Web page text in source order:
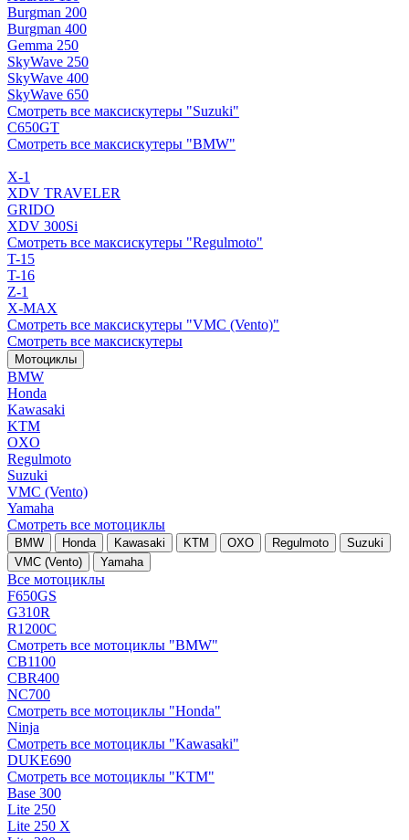
Burgman 200
Burgman 400
Gemma 250
SkyWave 250
SkyWave 400
SkyWave 650
Смотреть все максискутеры "Suzuki"
C650GT
Смотреть все максискутеры "BMW"
X-1
XDV TRAVELER
GRIDO
XDV 300Si
Смотреть все максискутеры "Regulmoto"
T-15
T-16
Z-1
X-MAX
Смотреть все максискутеры "VMC (Vento)"
Смотреть все максискутеры
Мотоциклы
BMW
Honda
Kawasaki
KTM
OXO
Regulmoto
Suzuki
VMC (Vento)
Yamaha
Смотреть все мотоциклы
BMW Honda Kawasaki KTM OXO Regulmoto
Suzuki
VMC (Vento)
Yamaha
Все мотоциклы
F650GS
G310R
R1200C
Смотреть все мотоциклы "BMW"
CB1100
CBR400
NC700
Смотреть все мотоциклы "Honda"
Ninja
Смотреть все мотоциклы "Kawasaki"
DUKE690
Смотреть все мотоциклы "KTM"
Base 300
Lite 250
Lite 250 X